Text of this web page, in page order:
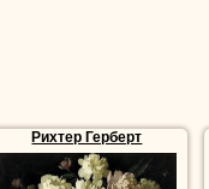
Рихтер Герберт